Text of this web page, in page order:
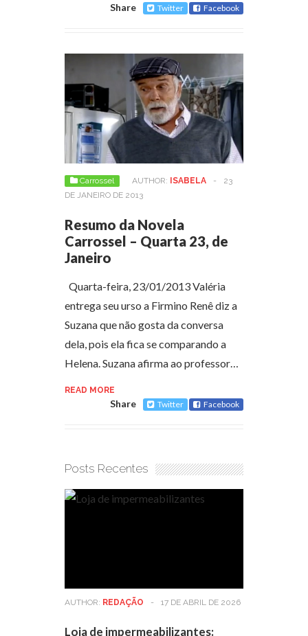
Share Twitter Facebook
Carrossel AUTHOR: ISABELA -
23
DE JANEIRO DE 2013
Resumo da Novela
Carrossel – Quarta 23, de
Janeiro
Quarta-feira, 23/01/2013 Valéria
entrega seu urso a Firmino Renê diz a
Suzana que não gosta da conversa
dela, pois ela fica se comparando a
Helena. Suzana afirma ao professor…
READ MORE
Share Twitter Facebook
Posts Recentes
AUTHOR: REDAÇÃO - 17 DE ABRIL DE 2026
Loja de impermeabilizantes: